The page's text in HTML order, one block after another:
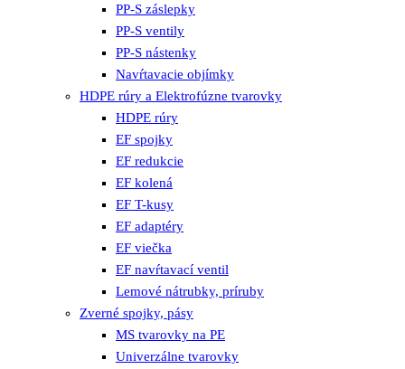
PP-S záslepky
PP-S ventily
PP-S nástenky
Navŕtavacie objímky
HDPE rúry a Elektrofúzne tvarovky
HDPE rúry
EF spojky
EF redukcie
EF kolená
EF T-kusy
EF adaptéry
EF viečka
EF navŕtavací ventil
Lemové nátrubky, príruby
Zverné spojky, pásy
MS tvarovky na PE
Univerzálne tvarovky